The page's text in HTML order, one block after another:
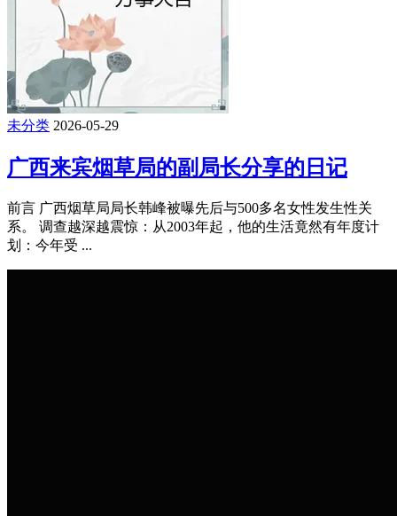
未分类 2026-05-29
广西来宾烟草局的副局长分享的日记
前言 广西烟草局局长韩峰被曝先后与500多名女性发生性关
系。 调查越深越震惊：从2003年起，他的生活竟然有年度计
划：今年受 ...